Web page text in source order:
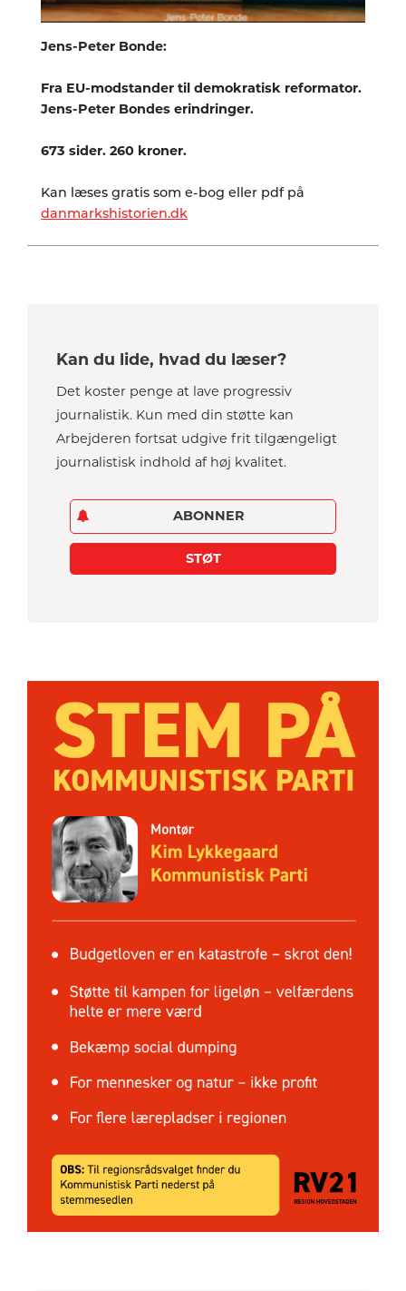
Jens-Peter Bonde:
Fra EU-modstander til demokratisk reformator.
Jens-Peter Bondes erindringer.
673 sider. 260 kroner.
Kan læses gratis som e-bog eller pdf på
danmarkshistorien.dk
Kan du lide, hvad du læser?
Det koster penge at lave progressiv
journalistik. Kun med din støtte kan
Arbejderen fortsat udgive frit tilgængeligt
journalistisk indhold af høj kvalitet.
ABONNER
STØT